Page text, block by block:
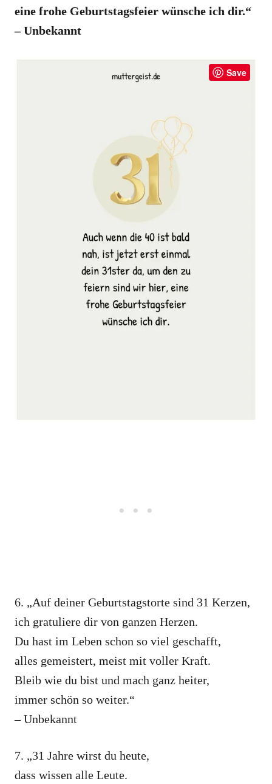
eine frohe Geburtstagsfeier wünsche ich dir.“
– Unbekannt
Save
6. „Auf deiner Geburtstagstorte sind 31 Kerzen,
ich gratuliere dir von ganzen Herzen.
Du hast im Leben schon so viel geschafft,
alles gemeistert, meist mit voller Kraft.
Bleib wie du bist und mach ganz heiter,
immer schön so weiter.“
– Unbekannt
7. „31 Jahre wirst du heute,
dass wissen alle Leute.